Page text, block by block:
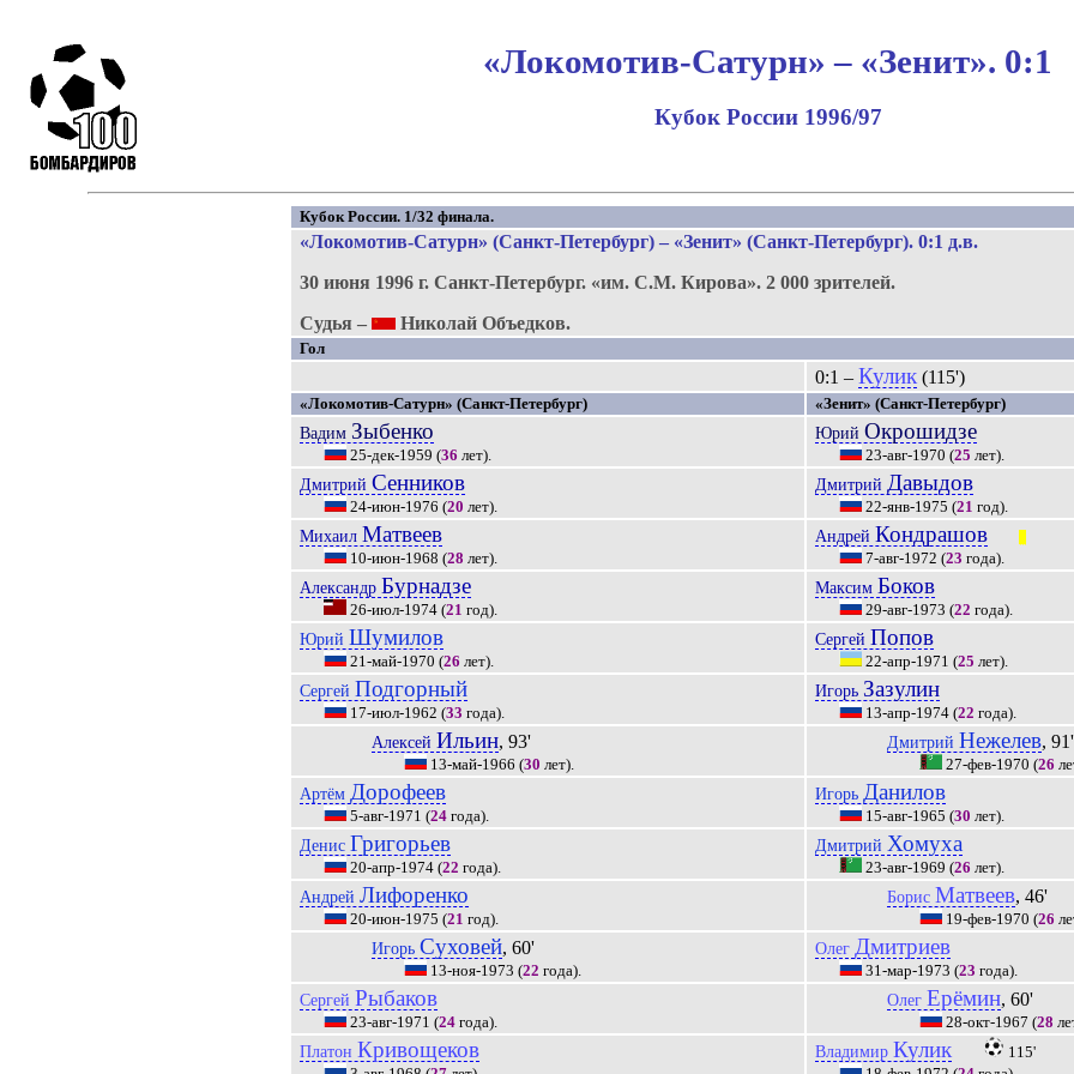
«Локомотив-Сатурн» – «Зенит». 0:1
Кубок России 1996/97
Кубок России. 1/32 финала.
«Локомотив-Сатурн» (Санкт-Петербург) – «Зенит» (Санкт-Петербург). 0:1 д.в.
30 июня 1996 г. Санкт-Петербург. «им. С.М. Кирова».2 000 зрителей.
Судья –
Николай Объедков.
Гол
0:1 – Кулик (115')
«Локомотив-Сатурн» (Санкт-Петербург) «Зенит» (Санкт-Петербург)
Вадим Зыбенко
25-дек-1959 (36 лет).
ЮрийОкрошидзе
23-авг-1970 (25 лет).
ДмитрийСенников
24-июн-1976 (20 лет).
Дмитрий Давыдов
22-янв-1975 (21 год).
Михаил Матвеев
10-июн-1968 (28 лет).
Андрей Кондрашов
7-авг-1972 (23 года).
Александр Бурнадзе
26-июл-1974 (21 год).
Максим Боков
29-авг-1973 (22 года).
Юрий Шумилов
21-май-1970 (26 лет).
Сергей Попов
22-апр-1971 (25 лет).
Сергей Подгорный
17-июл-1962 (33 года).
Игорь Зазулин
13-апр-1974 (22 года).
Алексей Ильин, 93'
13-май-1966 (30 лет).
Дмитрий Нежелев, 91'
27-фев-1970 (26
Артём Дорофеев
5-авг-1971 (24 года).
Игорь Данилов
15-авг-1965 (30 лет).
Денис Григорьев
20-апр-1974 (22 года).
Дмитрий Хомуха
23-авг-1969 (26 лет).
АндрейЛифоренко
20-июн-1975 (21 год).
Борис Матвеев, 46'
19-фев-1970 (26
ИгорьСуховей, 60'
13-ноя-1973 (22 года).
Олег Дмитриев
31-мар-1973 (23 года).
Сергей Рыбаков
23-авг-1971 (24 года).
Олег Ерёмин, 60'
28-окт-1967 (28
Платон Кривощеков Владимир Кулик
115'